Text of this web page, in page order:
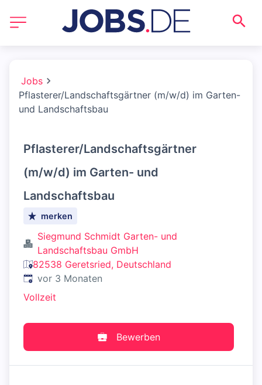
Jobs
Pflasterer/Landschaftsgärtner (m/w/d) im Garten-
und Landschaftsbau
Pflasterer/Landschaftsgärtner
(m/w/d) im Garten- und
Landschaftsbau
merken
Siegmund Schmidt Garten- und
Landschaftsbau GmbH
82538 Geretsried, Deutschland
Veröffentlicht:
vor 3 Monaten
Vollzeit
Bewerben